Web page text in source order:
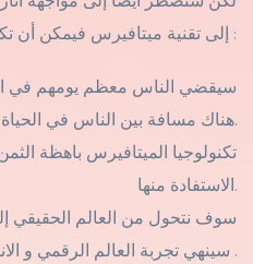
إلى تقنية ميتافيرس فيمكن أن تكون هذه أكثر السلبيات :
سيقضي الناس معظم يومهم في
هناك مسافة بين الناس في الحياة الشخصية.
تكنولوجيا الميتافيرس باهظة
الاستفادة منها.
سوف نتحول من العالم الحقيقي
سينهي تجربة العالم الرقمي و الانترنت الحالية .